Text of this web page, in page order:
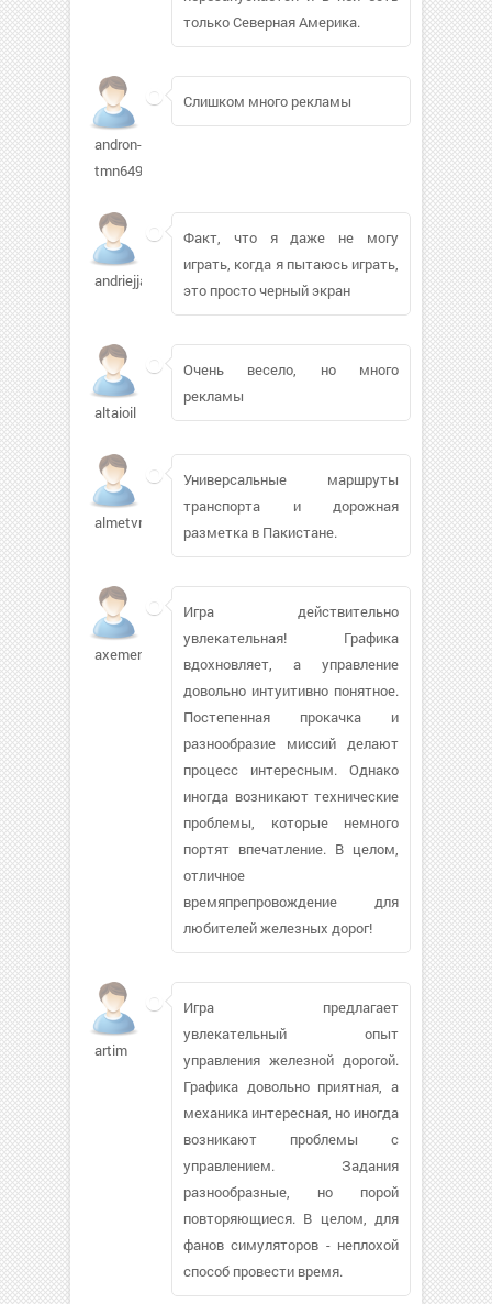
только Северная Америка.
andron-
tmn649
Слишком много рекламы
andriejjaw
Факт, что я даже не могу
играть, когда я пытаюсь играть,
это просто черный экран
altaioil
Очень весело, но много
рекламы
almetvm
Универсальные маршруты
транспорта и дорожная
разметка в Пакистане.
axemen446
Игра действительно
увлекательная! Графика
вдохновляет, а управление
довольно интуитивно понятное.
Постепенная прокачка и
разнообразие миссий делают
процесс интересным. Однако
иногда возникают технические
проблемы, которые немного
портят впечатление. В целом,
отличное
времяпрепровождение для
любителей железных дорог!
artim
Игра предлагает
увлекательный опыт
управления железной дорогой.
Графика довольно приятная, а
механика интересная, но иногда
возникают проблемы с
управлением. Задания
разнообразные, но порой
повторяющиеся. В целом, для
фанов симуляторов - неплохой
способ провести время.